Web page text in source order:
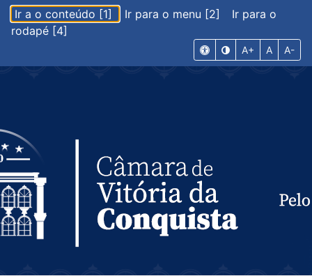
Ir a o conteúdo [1] Ir para o menu [2]
Ir para o
rodapé [4]
A+ A A-